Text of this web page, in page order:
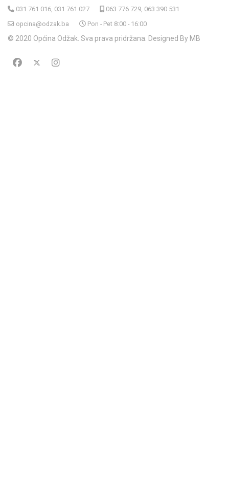
031 761 016, 031 761 027
063 776 729, 063 390 531
opcina@odzak.ba
Pon - Pet 8:00 - 16:00
© 2020 Općina Odžak. Sva prava pridržana. Designed By MB